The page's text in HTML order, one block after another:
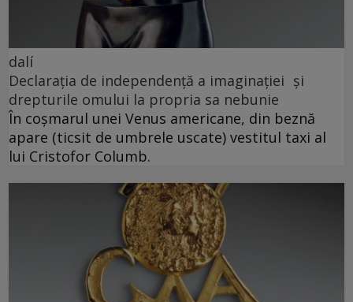
dalí
Declarația de independență a imaginației și
drepturile omului la propria sa nebunie
În coșmarul unei Venus americane, din beznă
apare (ticsit de umbrele uscate) vestitul taxi al
lui Cristofor Columb.